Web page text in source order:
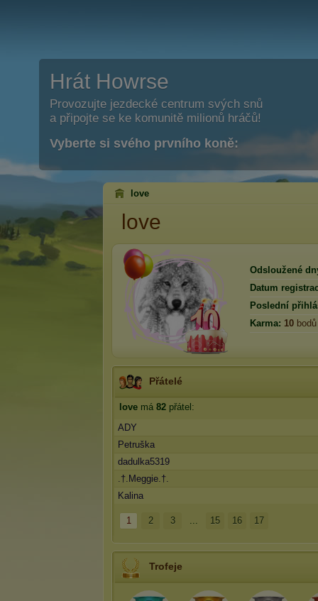
Hrát Howrse
Provozujte jezdecké centrum svých snů
a připojte se ke komunitě milionů hráčů!
Vyberte si svého prvního koně:
love
love
Odsloužené
Datum
Poslední
Karma: 10 bodů
Přátelé
love má 82 přátel:
ADY
Petruška
dadulka5319
.†.Meggie.†.
Kalina
1 2 3 ... 15 16 17
Trofeje